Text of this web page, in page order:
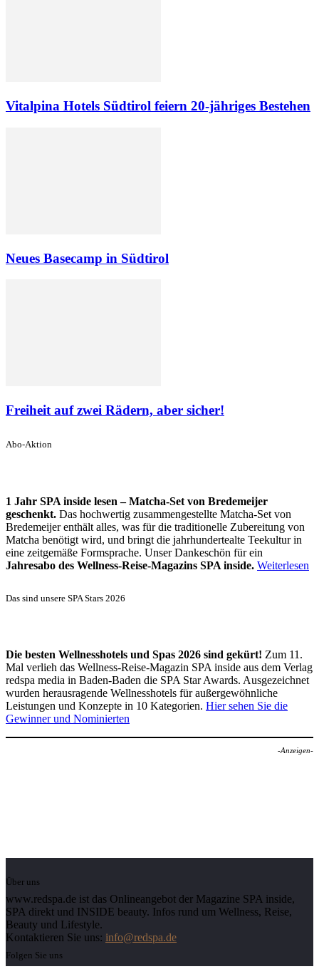
Vitalpina Hotels Südtirol feiern 20-jähriges Bestehen
Neues Basecamp in Südtirol
Freiheit auf zwei Rädern, aber sicher!
Abo-Aktion
1 Jahr SPA inside lesen – Matcha-Set von Bredemeijer
geschenkt. Das hochwertig zusammengestellte Matcha-Set von
Bredemeijer enthält alles, was für die traditionelle Zubereitung von
Matcha benötigt wird, und bringt die jahrhundertealte Teekultur in
eine zeitgemäße Formsprache. Unser Dankeschön für ein
Jahresabo des Wellness-Reise-Magazins SPA inside. Weiterlesen
Das sind unsere SPA Stars 2026
Die besten Wellnesshotels und Spas 2026 sind gekürt! Zum 11.
Mal verlieh das Wellness-Reise-Magazin SPA inside aus dem Verlag
redspa media in Baden-Baden die SPA Star Awards. Ausgezeichnet
wurden herausragende Wellnesshotels für außergewöhnliche
Leistungen und Konzepte in 10 Kategorien. Hier sehen Sie die
Gewinner und Nominierten
-Anzeigen-
Über uns
www.redspa.de ist das Onlineangebot der Magazine SPA inside,
SPA direkt und INSIDE beauty. Infos rund um Wellness, Reise,
Beauty und Lifestyle.
Kontaktieren Sie uns: info@redspa.de
Folgen Sie uns